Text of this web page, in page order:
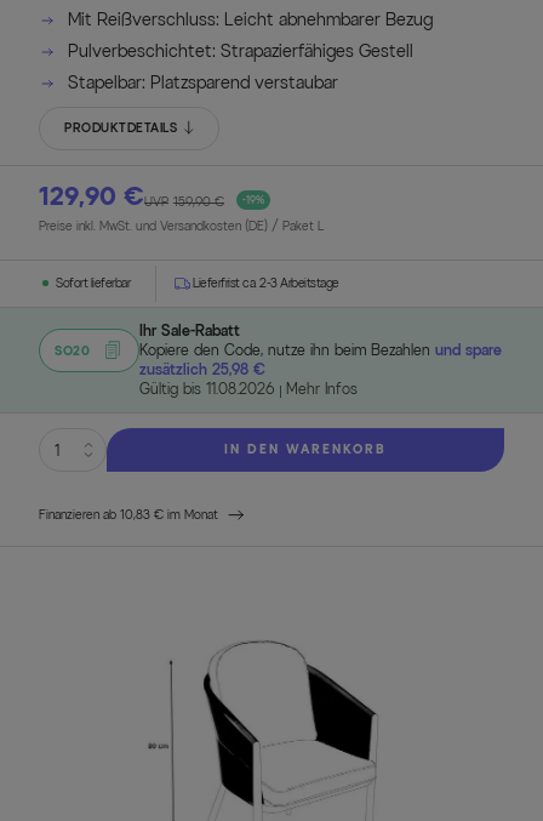
Mit Reißverschluss: Leicht abnehmbarer Bezug
Pulverbeschichtet: Strapazierfähiges Gestell
Stapelbar: Platzsparend verstaubar
PRODUKTDETAILS
129,90 € -19%
UVP 159,90 €
Preise inkl. MwSt. und Versandkosten (DE) / Paket L
Sofort lieferbar Lieferfrist ca. 2-3 Arbeitstage
SO20
Ihr Sale-Rabatt
Kopiere den Code, nutze ihn beim Bezahlen und spare
zusätzlich 25,98 €
Gültig bis 11.08.2026
Mehr Infos
IN DEN WARENKORB
Finanzieren ab 10,83 € im Monat